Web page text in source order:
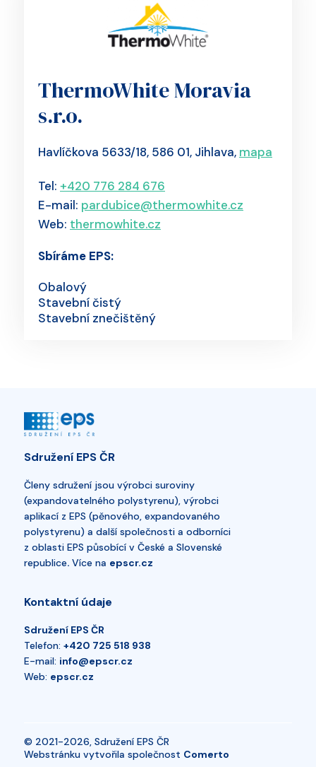
ThermoWhite Moravia
s.r.o.
Havlíčkova 5633/18, 586 01, Jihlava, mapa
Tel: +420 776 284 676
E-mail: pardubice@thermowhite.cz
Web: thermowhite.cz
Sbíráme EPS:
Obalový
Stavební čistý
Stavební znečištěný
Sdružení EPS ČR
Členy sdružení jsou výrobci suroviny
(expandovatelného polystyrenu), výrobci
aplikací z EPS (pěnového, expandovaného
polystyrenu) a další společnosti a odborníci
z oblasti EPS působící v České a Slovenské
republice. Více na epscr.cz
Kontaktní údaje
Sdružení EPS ČR
Telefon: +420 725 518 938
E-mail: info@epscr.cz
Web: epscr.cz
© 2021-2026, Sdružení EPS ČR
Webstránku vytvořila společnost Comerto